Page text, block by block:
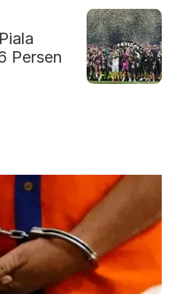
Persen